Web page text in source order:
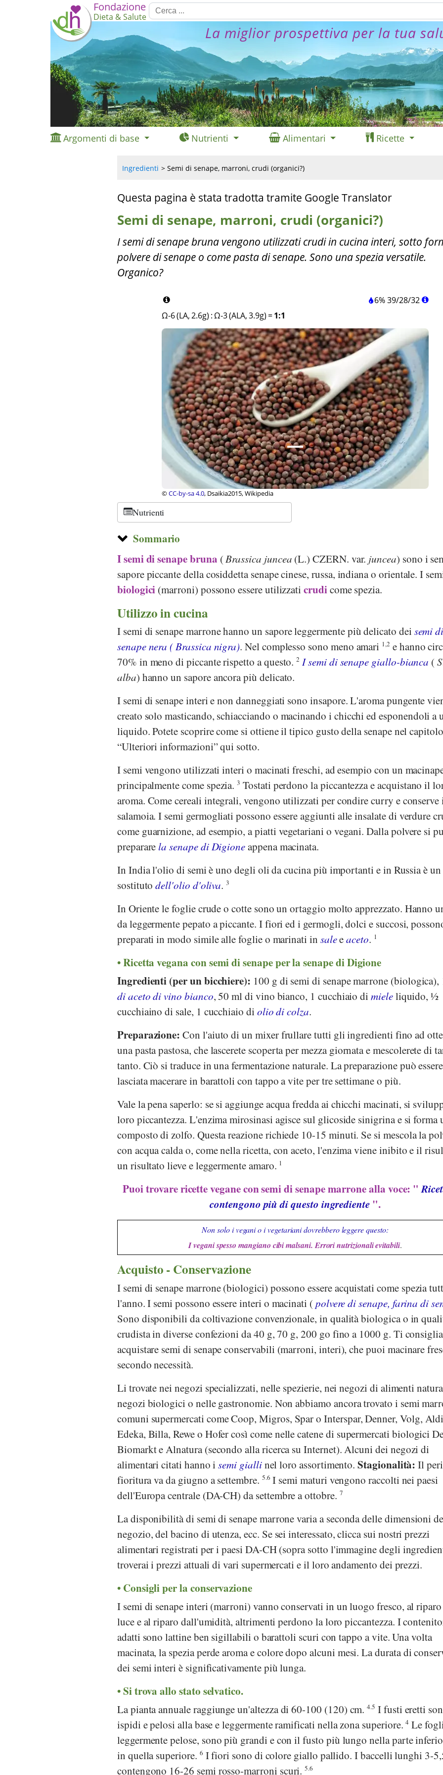
Fondazione
Dieta & Salute
La miglior prospettiva per la tua
Argomenti di base Nutrienti Alimentari Ricette
Ingredienti Semi di senape, marroni, crudi (organici?)
Questa pagina è stata tradotta tramite Google Translator
Semi di senape, marroni, crudi (organici?)
I semi di senape bruna vengono utilizzati crudi in cucina interi, sotto
polvere di senape o come pasta di senape. Sono una spezia versatile.
Organico?
6%39/28/32
Ω-6 (LA, 2.6g) :Ω-3 (ALA, 3.9g) =1:1
©CC-by-sa 4.0, Dsaikia2015, Wikipedia
Nutrienti
Sommario
I semi di senape bruna (Brassica juncea (L.) CZERN. var. juncea) sono i
sapore piccante della cosiddetta senape cinese, russa, indiana o orientale. I
biologici (marroni) possono essere utilizzaticrudicome spezia.
Utilizzo in cucina
I semi di senape marrone hanno un sapore leggermente più delicato dei semi di
senape nera (Brassica nigra). Nel complesso sono meno amari 1,2 e hanno
70% in meno di piccante rispetto a questo.2 I semi di senape giallo-bianca (
alba) hanno un sapore ancora più delicato.
I semi di senape interi e non danneggiati sono insapore. L'aroma pungente
creato solo masticando, schiacciando o macinando i chicchi ed esponendoli a
liquido. Potete scoprire come si ottiene il tipico gusto della senape nel capitolo
“Ulteriori informazioni” qui sotto.
I semi vengono utilizzati interi o macinati freschi, ad esempio con un
principalmente come spezia.3 Tostati perdono la piccantezza e acquistano il
aroma. Come cereali integrali, vengono utilizzati per condire curry e conserve
salamoia. I semi germogliati possono essere aggiunti alle insalate di verdure
come guarnizione, ad esempio, a piatti vegetariani o vegani. Dalla polvere si
preparare la senape di Digioneappena macinata.
In India l'olio di semi è uno degli oli da cucina più importanti e in Russia è un
sostitutodell'olio d'oliva.3
In Oriente le foglie crude o cotte sono un ortaggio molto apprezzato. Hanno
da leggermente pepato a piccante. I fiori ed i germogli, dolci e succosi,
preparati in modo simile alle foglie o marinati in saleeaceto. 1
Ricetta vegana con semi di senape per la senape di Digione
Ingredienti (per un bicchiere): 100 g di semi di senape marrone
di aceto di vino bianco, 50 ml di vino bianco, 1 cucchiaio dimieleliquido, ½
cucchiaino di sale, 1 cucchiaio di olio di colza.
Preparazione: Con l'aiuto di un mixer frullare tutti gli ingredienti fino ad
una pasta pastosa, che lascerete scoperta per mezza giornata e mescolerete di
tanto. Ciò si traduce in una fermentazione naturale. La preparazione può essere
lasciata macerare in barattoli con tappo a vite per tre settimane o più.
Vale la pena saperlo: se si aggiunge acqua fredda ai chicchi macinati, si
loro piccantezza. L'enzima mirosinasi agisce sul glicoside sinigrina e si forma
composto di zolfo. Questa reazione richiede 10-15 minuti. Se si mescola la
con acqua calda o, come nella ricetta, con aceto, l'enzima viene inibito e il
un risultato lieve e leggermente amaro. 1
Puoi trovare ricette vegane con semi di senape marrone alla voce: "
contengono più di questo ingrediente".
Non solo i vegani o i vegetariani dovrebbero leggere questo:
I vegani spesso mangiano cibi malsani. Errori nutrizionali evitabili.
Acquisto - Conservazione
I semi di senape marrone (biologici) possono essere acquistati come spezia
l'anno. I semi possono essere interi o macinati (polvere di senape, farina di
Sono disponibili da coltivazione convenzionale, in qualità biologica o in
crudista in diverse confezioni da 40 g, 70 g, 200 go fino a 1000 g. Ti
acquistare semi di senape conservabili (marroni, interi), che puoi macinare
secondo necessità.
Li trovate nei negozi specializzati, nelle spezierie, nei negozi di alimenti
negozi biologici o nelle gastronomie. Non abbiamo ancora trovato i semi
comuni supermercati comeCoop,Migros, SparoInterspar,Denner, Volg, Aldi
Edeka, Billa,Reweo Hofercosì come nelle catene di supermercati biologici
Biomarkte Alnatura(secondo alla ricerca su Internet). Alcuni dei negozi di
alimentari citati hanno isemi giallinel loro assortimento.Stagionalità: Il
fioritura va da giugno a settembre. 5.6 I semi maturi vengono raccolti nei paesi
dell'Europa centrale (DA-CH) da settembre a ottobre. 7
La disponibilità di semi di senape marrone varia a seconda delle dimensioni
negozio, del bacino di utenza, ecc. Se sei interessato, clicca sui nostri prezzi
alimentari registrati per i paesi DA-CH (sopra sotto l'immagine degli
troverai i prezzi attuali di vari supermercati e il loro andamento dei prezzi.
Consigli per la conservazione
I semi di senape interi (marroni) vanno conservati in un luogo fresco, al
luce e al riparo dall'umidità, altrimenti perdono la loro piccantezza. I
adatti sono lattine ben sigillabili o barattoli scuri con tappo a vite. Una volta
macinata, la spezia perde aroma e colore dopo alcuni mesi. La durata di
dei semi interi è significativamente più lunga.
Si trova allo stato selvatico.
La pianta annuale raggiunge un'altezza di 60-100 (120) cm.4.5 I fusti eretti
ispidi e pelosi alla base e leggermente ramificati nella zona superiore.4 Le
leggermente pelose, sono più grandi e con il fusto più lungo nella parte
in quella superiore. 6 I fiori sono di colore giallo pallido. I baccelli lunghi 3-
contengono 16-26 semi rosso-marroni scuri.5.6